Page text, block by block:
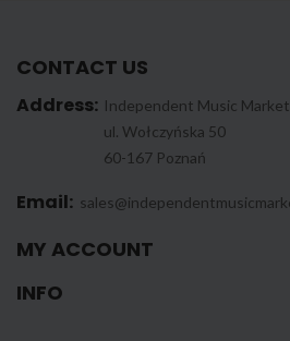
CONTACT US
Address: Independent Music Market
ul. Wołczyńska 50
60-167 Poznań
Email:
MY ACCOUNT
INFO